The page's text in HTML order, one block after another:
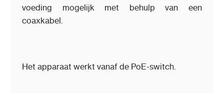
voeding mogelijk met behulp van een
coaxkabel.
Het apparaat werkt vanaf de PoE-switch.